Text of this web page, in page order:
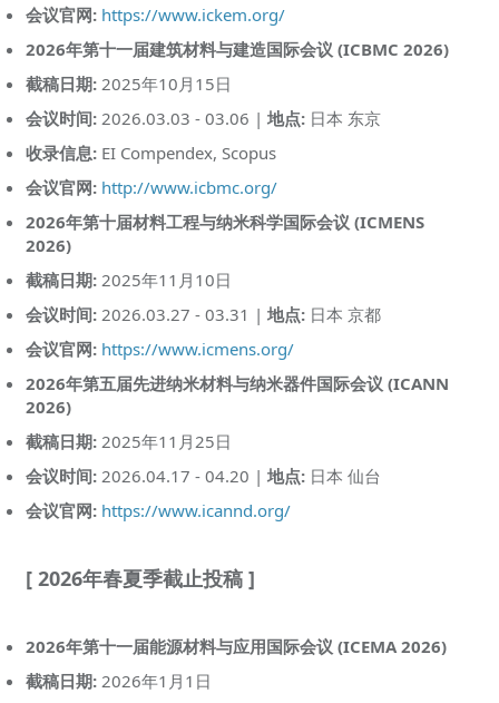
会议官网: https://www.ickem.org/
2026年第十一届建筑材料与建造国际会议 (ICBMC 2026)
截稿日期:2025年10月15日
会议时间:2026.03.03 - 03.06 | 地点:日本 东京
收录信息:EI Compendex, Scopus
会议官网: http://www.icbmc.org/
2026年第十届材料工程与纳米科学国际会议 (ICMENS
2026)
截稿日期:2025年11月10日
会议时间:2026.03.27 - 03.31 | 地点:日本 京都
会议官网: https://www.icmens.org/
2026年第五届先进纳米材料与纳米器件国际会议 (ICANN
2026)
截稿日期:2025年11月25日
会议时间:2026.04.17 - 04.20 | 地点:日本 仙台
会议官网: https://www.icannd.org/
[ 2026年春夏季截止投稿 ]
2026年第十一届能源材料与应用国际会议 (ICEMA 2026)
截稿日期:2026年1月1日